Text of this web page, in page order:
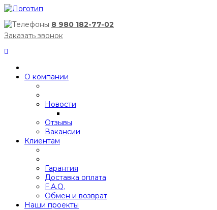
8 980 182-77-02
Заказать звонок
О компании
Новости
Отзывы
Вакансии
Клиентам
Гарантия
Доставка оплата
F.A.Q.
Обмен и возврат
Наши проекты